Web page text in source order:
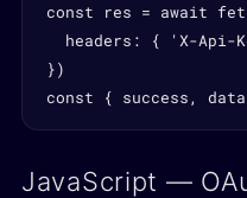
const res = await
headers: { 'X-Api-
})
const { success,
JavaScript —